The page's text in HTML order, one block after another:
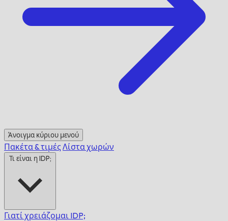
Άνοιγμα κύριου μενού
Πακέτα & τιμέςΛίστα χωρών
Τι είναι η IDP;
Γιατί χρειάζομαι IDP;